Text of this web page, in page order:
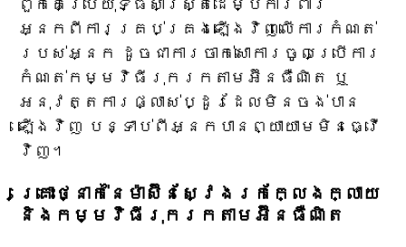
ពួកគេប្រើយុទ្ធសាស្ត្រដើម្បីការពារ
អ្នកពីការគ្រប់គ្រងឡើងវិញលើការកំណត់
របស់អ្នក ដូចជាការចាក់សោការចូលប្រើការ
កំណត់កម្មវិធីរុករកតាមអ៊ីនធឺណិត ឬ
អនុវត្តការផ្លាស់ប្ដូរដែលមិនចង់បាន
ឡើងវិញ បន្ទាប់ពីអ្នកបានព្យាយាមមិនធ្វើ
វិញ។
គ្រោះថ្នាក់នៃម៉ាស៊ីនស្វែងរកក្លែងក្លាយ
និងកម្មវិធីរុករកតាមអ៊ីនធឺណិត